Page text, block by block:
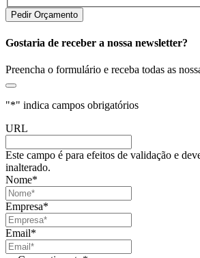
Gostaria de receber a nossa newsletter?
Preencha o formulário e receba todas as
"*" indica campos obrigatórios
URL
Este campo é para efeitos de validação e
inalterado.
Nome*
Empresa*
Email*